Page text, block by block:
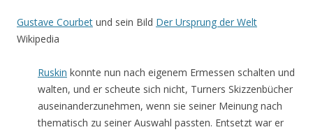
Gustave Courbet und sein Bild Der Ursprung der Welt
Wikipedia
Ruskin konnte nun nach eigenem Ermessen schalten und
walten, und er scheute sich nicht, Turners Skizzenbücher
auseinanderzunehmen, wenn sie seiner Meinung nach
thematisch zu seiner Auswahl passten. Entsetzt war er